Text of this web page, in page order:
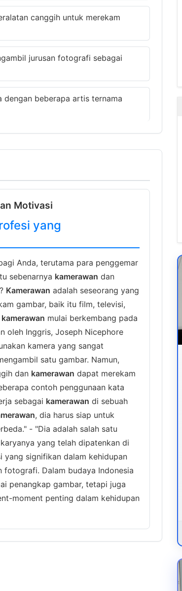
canggih untuk merekam
jurusan fotografi sebagai
beberapa artis ternama
Motivasi
yang
Anda, terutama para penggemar
sebenarnya kamerawan dan
Kamerawan adalah seseorang yang
gambar, baik itu film, televisi,
kamerawan mulai berkembang pada
oleh Inggris, Joseph Nicephore
kamera yang sangat
satu gambar. Namun,
dan kamerawan dapat merekam
contoh penggunaan kata
sebagai kamerawan di sebuah
, dia harus siap untuk
- "Dia adalah salah satu
yang telah dipatenkan di
yang signifikan dalam kehidupan
Dalam budaya Indonesia
penangkap gambar, tetapi juga
moment penting dalam kehidupan